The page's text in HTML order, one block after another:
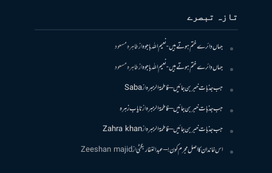
تازہ تبصرے
جہاں دائرے ختم ہوتے ہیں- نعیم اللہ باجوہازطاہرہ مسعود
جہاں دائرے ختم ہوتے ہیں- نعیم اللہ باجوہازطاہرہ مسعود
جب جذبات خبر بن جائیں – فاطمۃالزہرہازSaba
جب جذبات خبر بن جائیں – فاطمۃالزہرہازنایاب زہرہ
جب جذبات خبر بن جائیں – فاطمۃالزہرہازZahra khan
اس خاندان کا اصل مجرم کون! – عبدالغفار بگٹیازZeeshan majid